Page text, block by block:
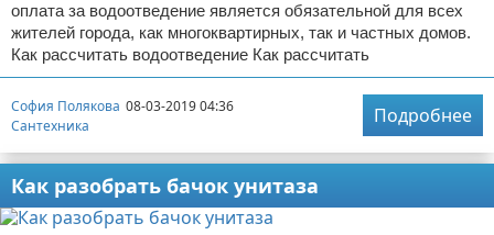
оплата за водоотведение является обязательной для всех
жителей города, как многоквартирных, так и частных домов.
Как рассчитать водоотведение Как рассчитать
София Полякова 08-03-2019 04:36
Сантехника
Подробнее
Как разобрать бачок унитаза